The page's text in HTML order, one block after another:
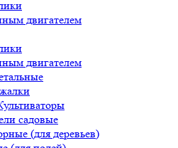
двигателем
двигателем
садовые
(для деревьев)